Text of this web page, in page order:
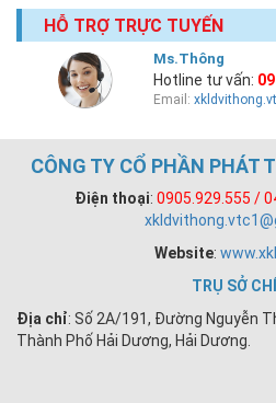
HỖ TRỢ TRỰC TUYẾN
Ms.Thông
Hotline tư vấn:
Email:
CÔNG TY CỔ PHẦN PHÁT
Điện thoại: 0905.929.555 /
Website:
TRỤ SỞ
Địa chỉ: Số 2A/191, Đường Nguyễn
Thành Phố Hải Dương, Hải Dương.